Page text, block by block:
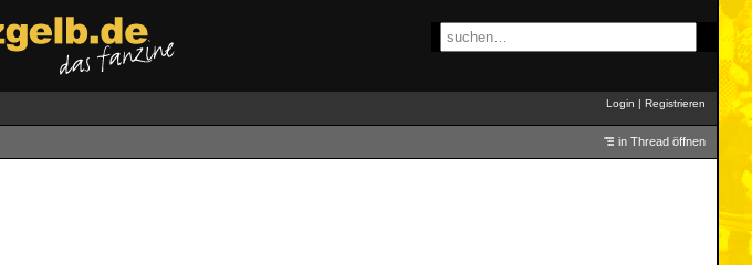
Login | Registrieren
in Thread öffnen